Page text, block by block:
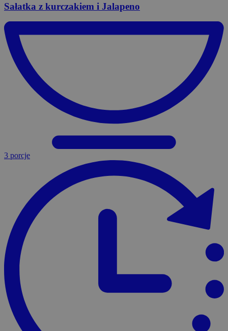
Sałatka z kurczakiem i Jalapeno
3 porcje